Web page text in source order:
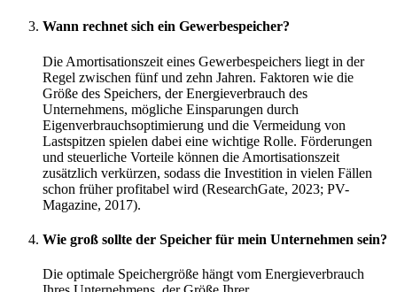
Wann rechnet sich ein Gewerbespeicher?
Die Amortisationszeit eines Gewerbespeichers liegt in der
Regel zwischen fünf und zehn Jahren. Faktoren wie die
Größe des Speichers, der Energieverbrauch des
Unternehmens, mögliche Einsparungen durch
Eigenverbrauchsoptimierung und die Vermeidung von
Lastspitzen spielen dabei eine wichtige Rolle. Förderungen
und steuerliche Vorteile können die Amortisationszeit
zusätzlich verkürzen, sodass die Investition in vielen Fällen
schon früher profitabel wird (ResearchGate, 2023; PV-
Magazine, 2017).
Wie groß sollte der Speicher für mein Unternehmen sein?
Die optimale Speichergröße hängt vom Energieverbrauch